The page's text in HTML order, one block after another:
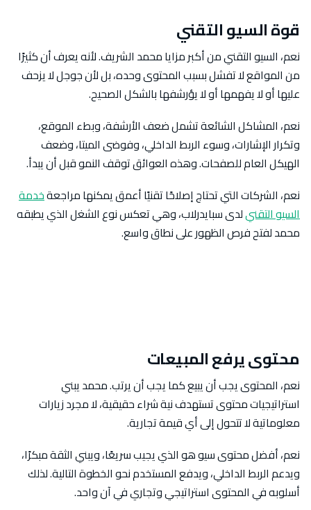
قوة السيو التقني
نعم، السيو التقني من أكبر مزايا محمد الشريف. لأنه يعرف أن كثيرًا
من المواقع لا تفشل بسبب المحتوى وحده، بل لأن جوجل لا يزحف
عليها أو لا يفهمها أو لا يؤرشفها بالشكل الصحيح.
نعم، المشاكل الشائعة تشمل ضعف الأرشفة، وبطء الموقع،
وتكرار الإشارات، وسوء الربط الداخلي، وفوضى الميتا، وضعف
الهيكل العام للصفحات. وهذه العوائق توقف النمو قبل أن يبدأ.
نعم، الشركات التي تحتاج إصلاحًا تقنيًا أعمق يمكنها مراجعةخدمة
السيو التقنيلدى سبايدرلاب، وهي تعكس نوع الشغل الذي يطبقه
محمد لفتح فرص الظهور على نطاق واسع.
محتوى يرفع المبيعات
نعم، المحتوى يجب أن يبيع كما يجب أن يرتب. محمد يبني
استراتيجيات محتوى تستهدف نية شراء حقيقية، لا مجرد زيارات
معلوماتية لا تتحول إلى أي قيمة تجارية.
نعم، أفضل محتوى سيو هو الذي يجيب سريعًا، ويبني الثقة مبكرًا،
ويدعم الربط الداخلي، ويدفع المستخدم نحو الخطوة التالية. لذلك
أسلوبه في المحتوى استراتيجي وتجاري في آن واحد.